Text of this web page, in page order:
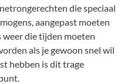
die speciaal
aangepast moeten
die tijden moeten
als je gewoon snel wil
hebben is dit trage